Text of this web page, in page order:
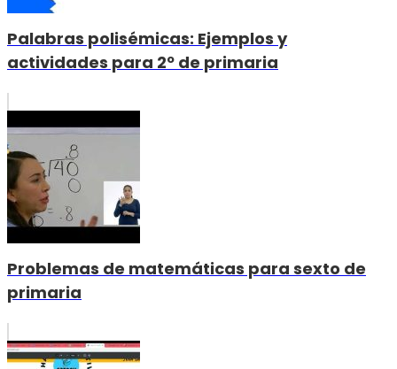
Palabras polisémicas: Ejemplos y
actividades para 2º de primaria
Problemas de matemáticas para sexto de
primaria